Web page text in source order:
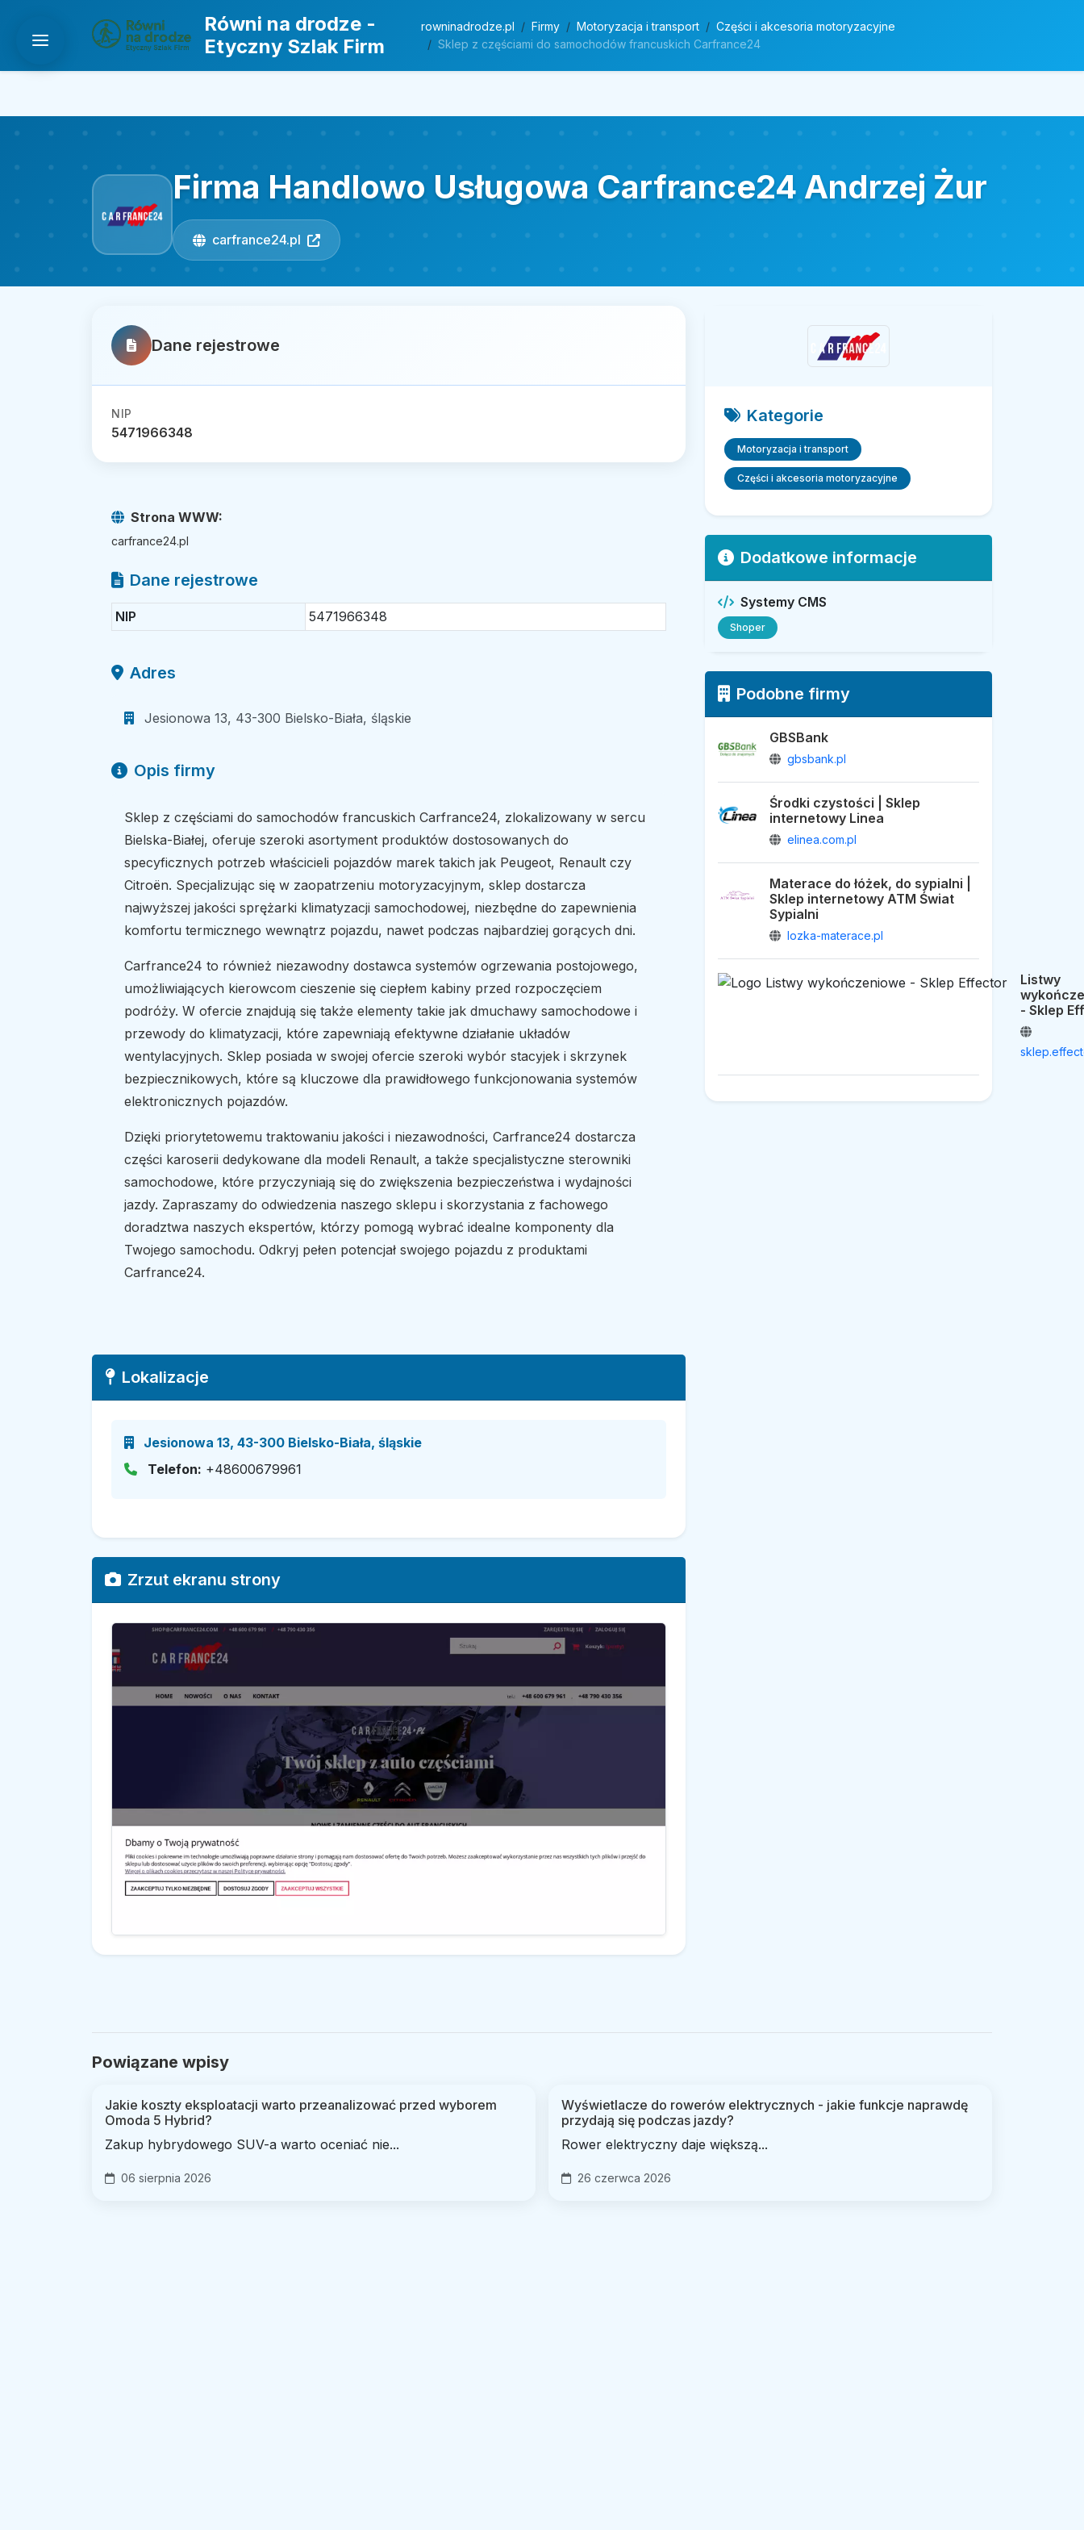
Równi na drodze -
Etyczny Szlak Firm
rowninadrodze.pl Firmy Motoryzacja i transport
Części i akcesoria motoryzacyjne
Sklep z częściami do samochodów francuskich Carfrance24
Firma Handlowo Usługowa Carfrance24 Andrzej Żur
carfrance24.pl
Dane rejestrowe
NIP
5471966348
Strona WWW:
carfrance24.pl
Dane rejestrowe
NIP 5471966348
Adres
Jesionowa 13, 43-300 Bielsko-Biała, śląskie
Opis firmy
Sklep z częściami do samochodów francuskich Carfrance24, zlokalizowany w sercu
Bielska-Białej, oferuje szeroki asortyment produktów dostosowanych do
specyficznych potrzeb właścicieli pojazdów marek takich jak Peugeot, Renault czy
Citroën. Specjalizując się w zaopatrzeniu motoryzacyjnym, sklep dostarcza
najwyższej jakości sprężarki klimatyzacji samochodowej, niezbędne do zapewnienia
komfortu termicznego wewnątrz pojazdu, nawet podczas najbardziej gorących dni.
Carfrance24 to również niezawodny dostawca systemów ogrzewania postojowego,
umożliwiających kierowcom cieszenie się ciepłem kabiny przed rozpoczęciem
podróży. W ofercie znajdują się także elementy takie jak dmuchawy samochodowe i
przewody do klimatyzacji, które zapewniają efektywne działanie układów
wentylacyjnych. Sklep posiada w swojej ofercie szeroki wybór stacyjek i skrzynek
bezpiecznikowych, które są kluczowe dla prawidłowego funkcjonowania systemów
elektronicznych pojazdów.
Dzięki priorytetowemu traktowaniu jakości i niezawodności, Carfrance24 dostarcza
części karoserii dedykowane dla modeli Renault, a także specjalistyczne sterowniki
samochodowe, które przyczyniają się do zwiększenia bezpieczeństwa i wydajności
jazdy. Zapraszamy do odwiedzenia naszego sklepu i skorzystania z fachowego
doradztwa naszych ekspertów, którzy pomogą wybrać idealne komponenty dla
Twojego samochodu. Odkryj pełen potencjał swojego pojazdu z produktami
Carfrance24.
Lokalizacje
Jesionowa 13, 43-300 Bielsko-Biała, śląskie
Telefon: +48600679961
Zrzut ekranu strony
Kategorie
Motoryzacja i transport
Części i akcesoria motoryzacyjne
Dodatkowe informacje
Systemy CMS
Shoper
Podobne firmy
GBSBank
gbsbank.pl
Środki czystości | Sklep
internetowy Linea
elinea.com.pl
Materace do łóżek, do sypialni |
Sklep internetowy ATM Świat
Sypialni
lozka-materace.pl
Listwy
- Sklep
Powiązane wpisy
Jakie koszty eksploatacji warto przeanalizować przed wyborem
Omoda 5 Hybrid?
Zakup hybrydowego SUV-a warto oceniać nie...
06 sierpnia 2026
Wyświetlacze do rowerów elektrycznych - jakie funkcje naprawdę
przydają się podczas jazdy?
Rower elektryczny daje większą...
26 czerwca 2026